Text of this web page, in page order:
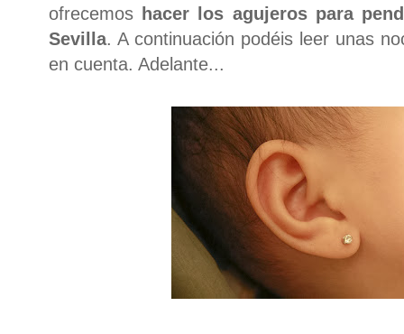
ofrecemos hacer los agujeros para
Sevilla. A continuación podéis leer unas
en cuenta. Adelante...